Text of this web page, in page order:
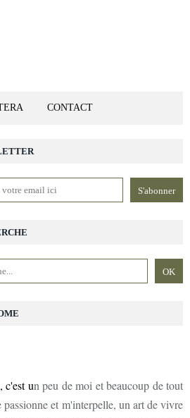
CONTACT
c'est un peu de moi et beaucoup de tout
passionne et m'interpelle, un art de vivre